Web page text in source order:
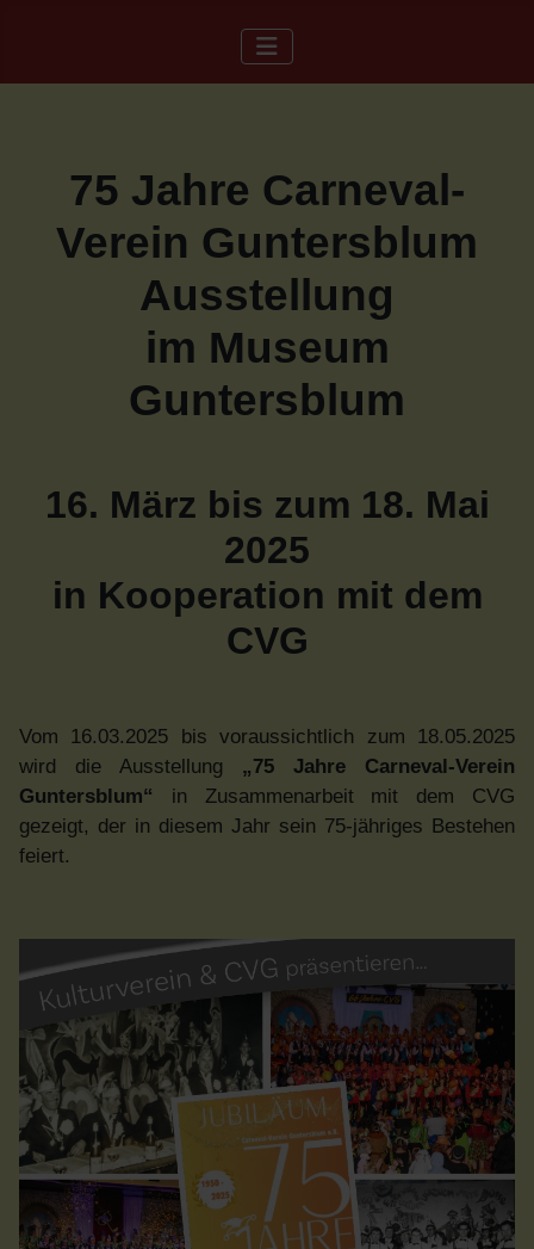
75 Jahre Carneval-
Verein Guntersblum
Ausstellung
im Museum
Guntersblum
16. März bis zum 18. Mai
2025
in Kooperation mit dem
CVG
Vom 16.03.2025 bis voraussichtlich zum 18.05.2025
wird die Ausstellung „75 Jahre Carneval-Verein
Guntersblum“
in Zusammenarbeit mit dem CVG
gezeigt, der in diesem Jahr sein 75-jähriges Bestehen
feiert.